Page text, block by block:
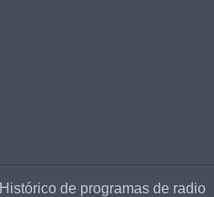
Histórico de programas de radio